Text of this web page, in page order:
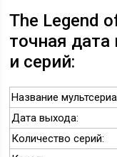
The Legend
точная
и серий:
Название
Дата выхода:
Количество серий: